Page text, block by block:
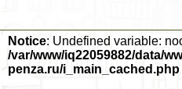
Notice: Undefined variable:
/var/www/iq22059882/data/
penza.ru/i_main_cached.php